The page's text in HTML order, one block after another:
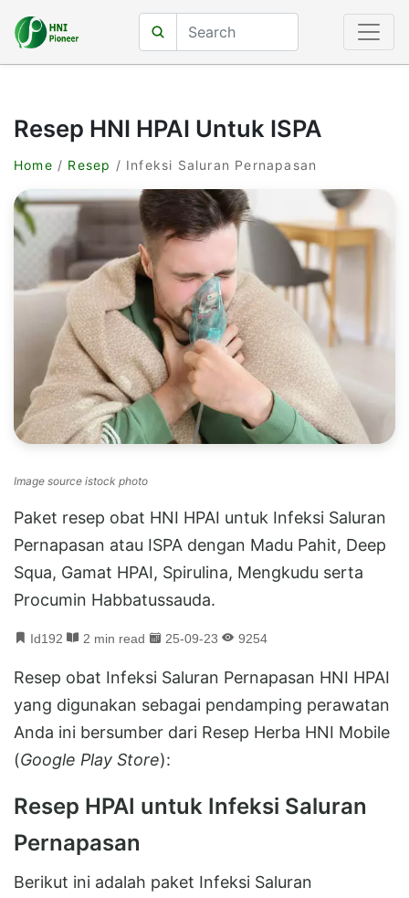
Resep HNI HPAI Untuk ISPA
Home / Resep / Infeksi Saluran Pernapasan
Image source istock photo
Paket resep obat HNI HPAI untuk Infeksi Saluran
Pernapasan atau ISPA dengan Madu Pahit, Deep
Squa, Gamat HPAI, Spirulina, Mengkudu serta
Procumin Habbatussauda.
Id192 2 min read 25-09-23 9254
Resep obat Infeksi Saluran Pernapasan HNI HPAI
yang digunakan sebagai pendamping perawatan
Anda ini bersumber dari Resep Herba HNI Mobile
(Google Play Store):
Resep HPAI untuk Infeksi Saluran
Pernapasan
Berikut ini adalah paket Infeksi Saluran